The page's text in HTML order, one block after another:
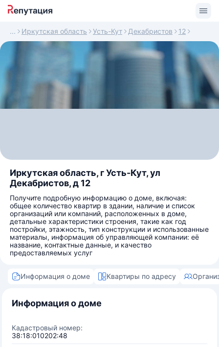
Иркутская область Усть-Кут Декабристов 12
Иркутская область, г Усть-Кут, ул
Декабристов, д 12
Получите подробную информацию о доме, включая:
общее количество квартир в здании, наличие и список
организаций или компаний, расположенных в доме,
детальные характеристики строения, такие как год
постройки, этажность, тип конструкции и использованные
материалы, информация об управляющей компании: её
название, контактные данные, и качество
предоставляемых услуг
Информация о доме Квартиры по адресу
Информация о доме
Кадастровый номер:
38:18:010202:48